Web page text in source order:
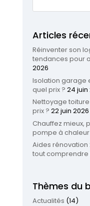
Articles
Réinventer son
tendances pour
2026
Isolation garage
quel prix ? 24 juin
Nettoyage
prix ? 22 juin 2026
Chauffez mieux,
pompe à
Aides
tout comprendre
Thèmes du
Actualités (14)